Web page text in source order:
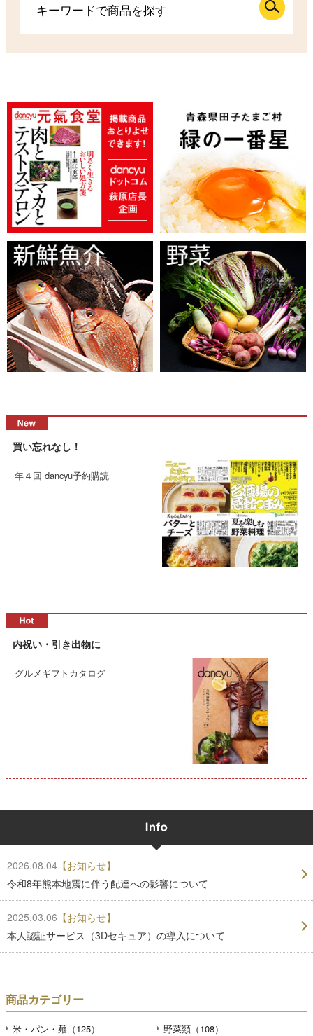
買い忘れなし！
年４回 dancyu予約購読
内祝い・引き出物に
グルメギフトカタログ
2026.08.04 【お知らせ】
令和8年熊本地震に伴う配達への影響について
2025.03.06 【お知らせ】
本人認証サービス（3Dセキュア）の導入について
商品カテゴリー
米・パン・麺（125） 野菜類（108）